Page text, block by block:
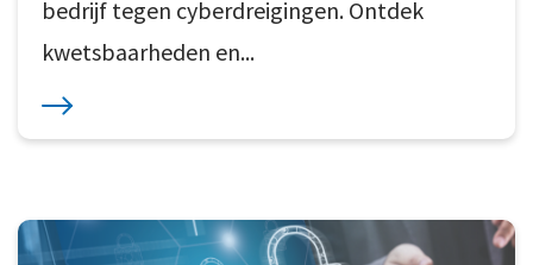
bedrijf tegen cyberdreigingen. Ontdek
kwetsbaarheden en...